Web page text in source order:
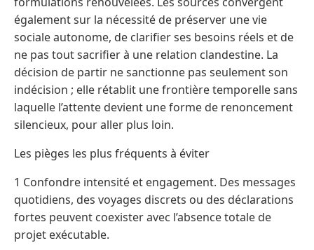
également sur la nécessité de préserver une vie
sociale autonome, de clarifier ses besoins réels et de
ne pas tout sacrifier à une relation clandestine. La
décision de partir ne sanctionne pas seulement son
indécision ; elle rétablit une frontière temporelle sans
laquelle l’attente devient une forme de renoncement
silencieux, pour aller plus loin.
Les pièges les plus fréquents à éviter
1 Confondre intensité et engagement. Des messages
quotidiens, des voyages discrets ou des déclarations
fortes peuvent coexister avec l’absence totale de
projet exécutable.